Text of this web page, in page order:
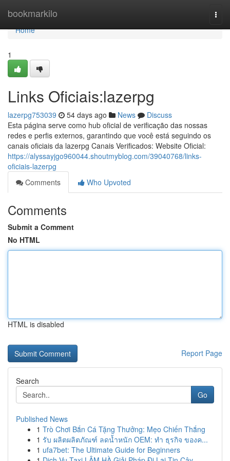
bookmarkilo
Home
Home
1
Links Oficiais:lazerpg
lazerpg753039 54 days ago News
Discuss
Esta página serve como hub oficial de verificação das nossas
redes e perfis externos, garantindo que você está seguindo os
canais oficiais da lazerpg Canais Verificados: Website Oficial:
https://alyssayjgo960044.shoutmyblog.com/39040768/links-
oficiais-lazerpg
Comments
Who Upvoted
Comments
Submit a Comment
No HTML
HTML is disabled
Report Page
Search
Go
Published News
1 Trò Chơi Bắn Cá Tặng Thưởng: Mẹo Chiến Thắng
1 รับ ผลิตผลิตภัณฑ์ ลดน้ำหนัก OEM: ทำ ธุรกิจ ของค...
1 ufa7bet: The Ultimate Guide for Beginners